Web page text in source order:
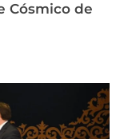
Cósmico de